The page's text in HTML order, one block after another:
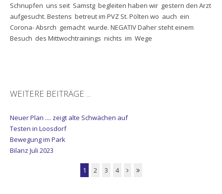
Schnupfen uns seit Samstg begleiten haben wir gestern den Arzt
aufgesucht. Bestens betreut im PVZ St. Pölten wo auch ein
Corona- Absrch gemacht wurde. NEGATIV Daher steht einem
Besuch des Mittwochtrainings nichts im Wege
WEITERE BEITRÄGE ...
Neuer Plan .... zeigt alte Schwächen auf
Testen in Loosdorf
Bewegung im Park
Bilanz Juli 2023
1 2 3 4